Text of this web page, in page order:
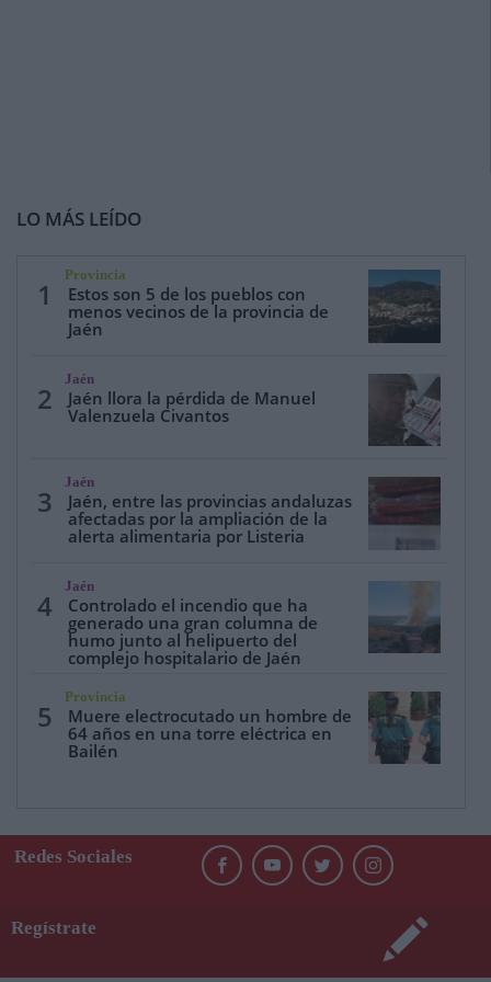
LO MÁS LEÍDO
1
Provincia
Estos son 5 de los pueblos con
menos vecinos de la provincia de
Jaén
2
Jaén
Jaén llora la pérdida de Manuel
Valenzuela Civantos
3
Jaén
Jaén, entre las provincias andaluzas
afectadas por la ampliación de la
alerta alimentaria por Listeria
4
Jaén
Controlado el incendio que ha
generado una gran columna de
humo junto al helipuerto del
complejo hospitalario de Jaén
5
Provincia
Muere electrocutado un hombre de
64 años en una torre eléctrica en
Bailén
Redes Sociales
Regístrate